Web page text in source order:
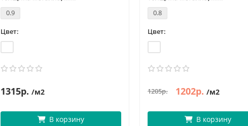
0.9
Цвет:
1315р. /м2
В корзину
0.8
Цвет:
1205р. 1202р. /м2
В корзину